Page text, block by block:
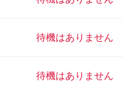
待機はありません
待機はありません